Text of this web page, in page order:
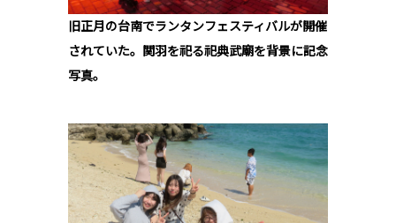
旧正月の台南でランタンフェスティバルが開催
されていた。関羽を祀る祀典武廟を背景に記念
写真。